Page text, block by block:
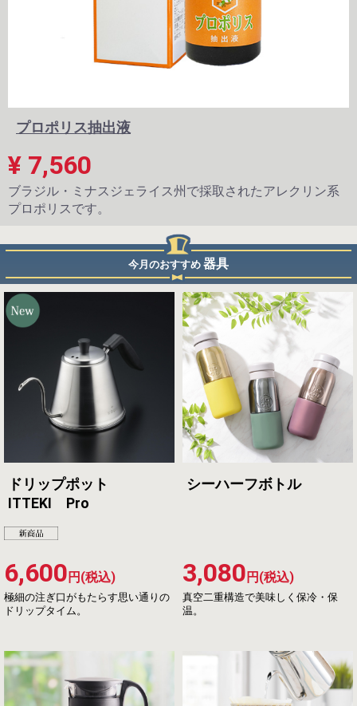
プロポリス抽出液
¥ 7,560
ブラジル・ミナスジェライス州で採取されたアレクリン系
プロポリスです。
今月のおすすめ 器具
ドリップポット
ITTEKI Pro
極細の注ぎ口がもたらす思い通りの
ドリップタイム。
6,600 円(税込)
シーハーフボトル
真空二重構造で美味しく保冷・保
温。
3,080 円(税込)